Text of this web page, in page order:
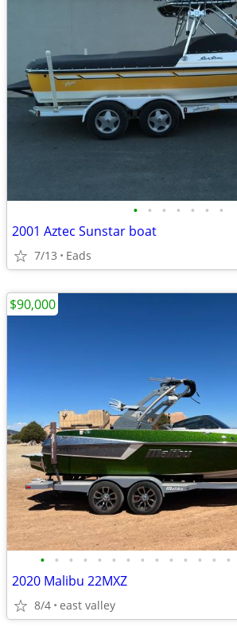
• • • • • • •
2001 Aztec Sunstar boat
7/13 Eads
• • • • • • • • • • • • • •
2020 Malibu 22MXZ
8/4 east valley
$90,000